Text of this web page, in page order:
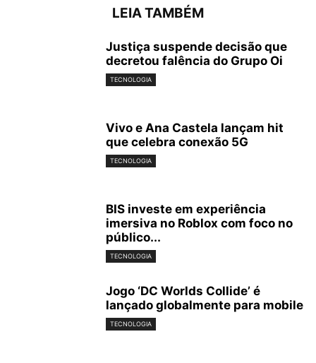
LEIA TAMBÉM
Justiça suspende decisão que
decretou falência do Grupo Oi
TECNOLOGIA
Vivo e Ana Castela lançam hit
que celebra conexão 5G
TECNOLOGIA
BIS investe em experiência
imersiva no Roblox com foco no
público...
TECNOLOGIA
Jogo ‘DC Worlds Collide’ é
lançado globalmente para mobile
TECNOLOGIA